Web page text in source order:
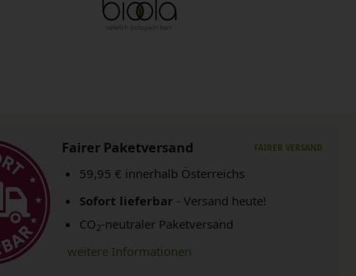
Fairer Paketversand
59,95 € innerhalb Österreichs
Sofort lieferbar - Versand heute!
CO2-neutraler Paketversand
weitere Informationen